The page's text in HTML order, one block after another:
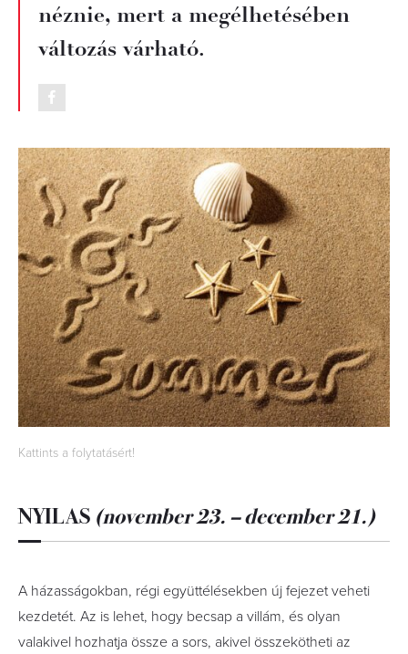
néznie, mert a megélhetésé­ben
változás várható.
Kattints a folytatásért!
NYILAS (november 23. – december 21.)
A házasságokban, régi együttélésekben új fejezet veheti
kezdetét. Az is lehet, hogy becsap a villám, és olyan
valakivel hozhatja össze a sors, akivel összekötheti az